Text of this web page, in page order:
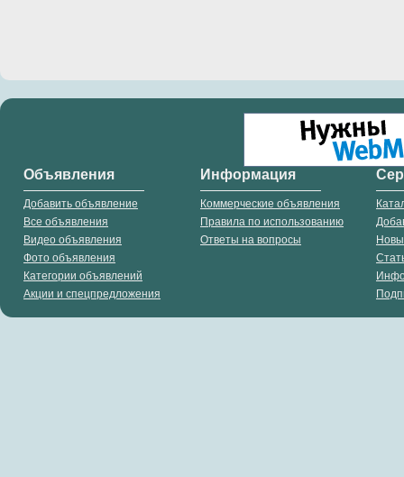
Объявления
Добавить объявление
Все объявления
Видео объявления
Фото объявления
Категории объявлений
Акции и спецпредложения
Информация
Коммерческие объявления
Правила по использованию
Ответы на вопросы